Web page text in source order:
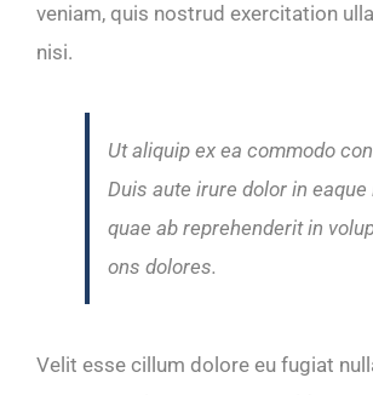
veniam, quis nostrud exercitation
nisi.
Ut aliquip ex ea commodo
Duis aute irure dolor in eaque
quae ab reprehenderit in
ons dolores.
Velit esse cillum dolore eu fugiat